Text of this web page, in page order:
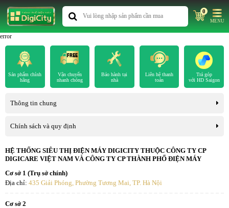
0
MENU
error
Sản phẩm chính
hãng
Vận chuyển
nhanh chóng
Bảo hành tại
nhà
Liên hệ thanh
toán
Trả góp
với HD Saigon
Thông tin chung
Chính sách và quy định
HỆ THỐNG SIÊU THỊ ĐIỆN MÁY DIGICITY THUỘC CÔNG TY CP
DIGICARE VIỆT NAM VÀ CÔNG TY CP THÀNH PHỐ ĐIỆN MÁY
Cơ sở 1 (Trụ sở chính)
Địa chỉ: 435 Giải Phóng, Phường Tương Mai, TP. Hà Nội
Cơ sở 2